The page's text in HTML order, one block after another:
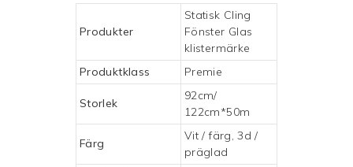
Produkter
Statisk Cling
Fönster Glas
klistermärke
Produktklass
Premie
Storlek
92cm/
122cm*50m
Färg
Vit / färg, 3d /
präglad